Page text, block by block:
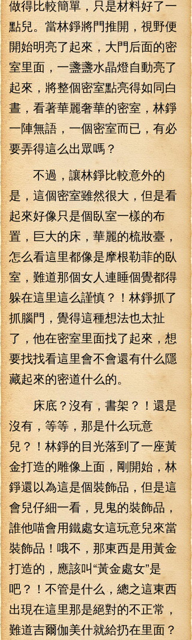
做得比較簡單，只是材料好了一
點兒。當林錚將門推開，視野便
開始明亮了起來，大門后面的密
室里面，一盞盞水晶燈自動亮了
起來，將整個密室點亮得如同白
晝，看著華麗奢華的密室，林錚
一陣無語，一個密室而已，有必
要弄得這么出眾嗎？
不過，讓林錚比較意外的
是，這個密室雖然很大，但是看
起來好像只是個臥室一樣的布
置，巨大的床，華麗的梳妝臺，
怎么看這里都像是摩根勒菲的臥
室，難道那個女人連睡個覺都得
躲在這里這么謹慎？！林錚抓了
抓腦門，覺得這種想法也太扯
了，他在密室里面找了起來，想
要找找看這里會不會還有什么隱
藏起來的密道什么的。
床底？沒有，書架？！還是
沒有，等等，那是什么玩意
兒？！林錚的目光落到了一座黃
金打造的雕像上面，剛開始，林
錚還以為這是個裝飾品，但是這
會兒仔細一看，見鬼的裝飾品，
誰他喵會用鐵處女這玩意兒來當
裝飾品！哦不，那東西是用黃金
打造的，應該叫“黃金處女”是
吧？！不管是什么，總之這東西
出現在這里那是絕對的不正常，
難道吉爾伽美什就給扔在里面？